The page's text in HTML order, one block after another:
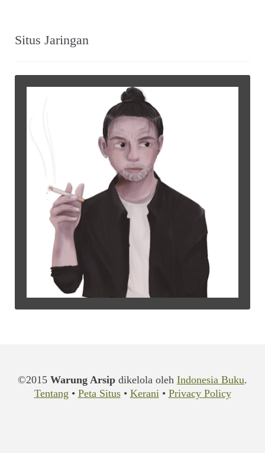
Situs Jaringan
©2015 Warung Arsip dikelola oleh Indonesia Buku.
Tentang • Peta Situs• Kerani • Privacy Policy